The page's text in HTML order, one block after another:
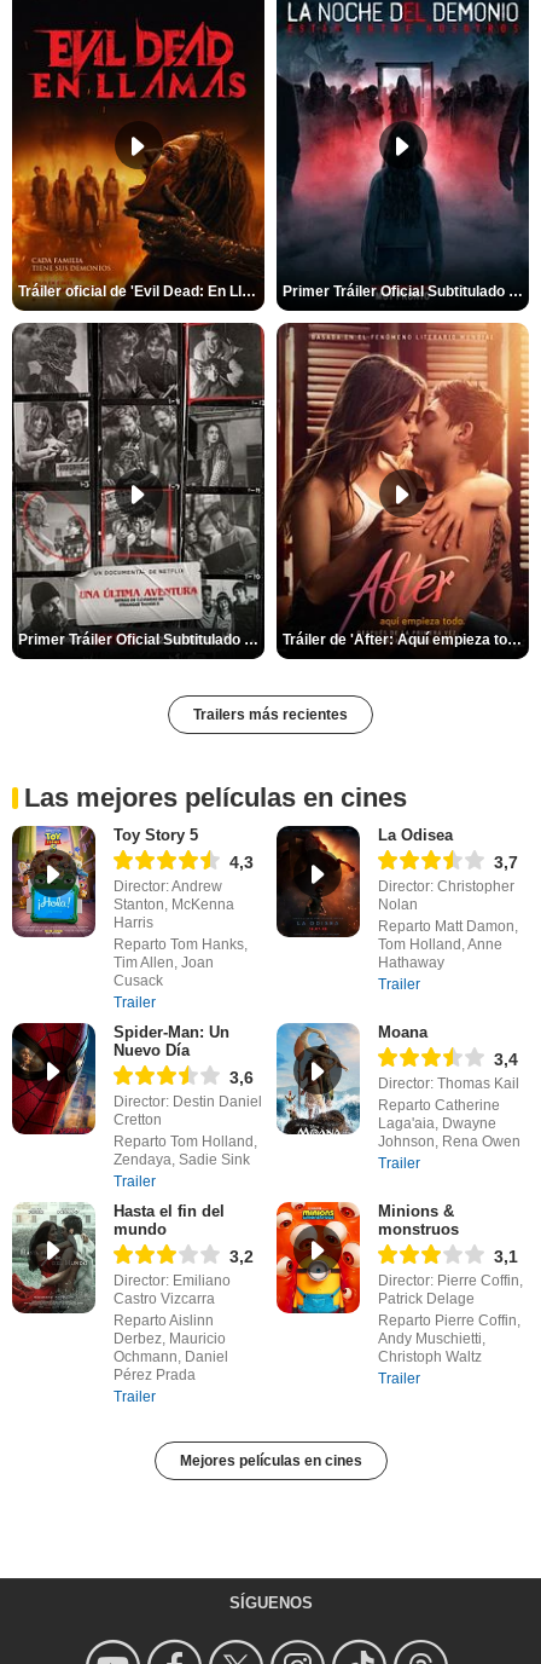
Tráiler oficial de 'Evil Dead: En Llamas' Primer Tráiler Oficial Subtitulado de 'La Noche Del Demonio: Están Entre Nosotros'
Primer Tráiler Oficial Subtitulado de 'Una última aventura: Detrás de cámaras de Stranger Things 5' Tráiler de 'After: Aquí empieza todo'
Trailers más recientes
Las mejores películas en cines
Toy Story 5
4,3
Director: Andrew
Stanton, McKenna
Harris
Reparto Tom Hanks,
Tim Allen, Joan
Cusack
Trailer
La Odisea
3,7
Director: Christopher
Nolan
Reparto Matt Damon,
Tom Holland, Anne
Hathaway
Trailer
Spider-Man: Un
Nuevo Día
3,6
Director: Destin Daniel
Cretton
Reparto Tom Holland,
Zendaya, Sadie Sink
Trailer
Moana
3,4
Director: Thomas Kail
Reparto Catherine
Laga'aia, Dwayne
Johnson, Rena Owen
Trailer
Hasta el fin del
mundo
3,2
Director: Emiliano
Castro Vizcarra
Reparto Aislinn
Derbez, Mauricio
Ochmann, Daniel
Pérez Prada
Trailer
Minions &
monstruos
3,1
Director: Pierre Coffin,
Patrick Delage
Reparto Pierre Coffin,
Andy Muschietti,
Christoph Waltz
Trailer
Mejores películas en cines
SÍGUENOS